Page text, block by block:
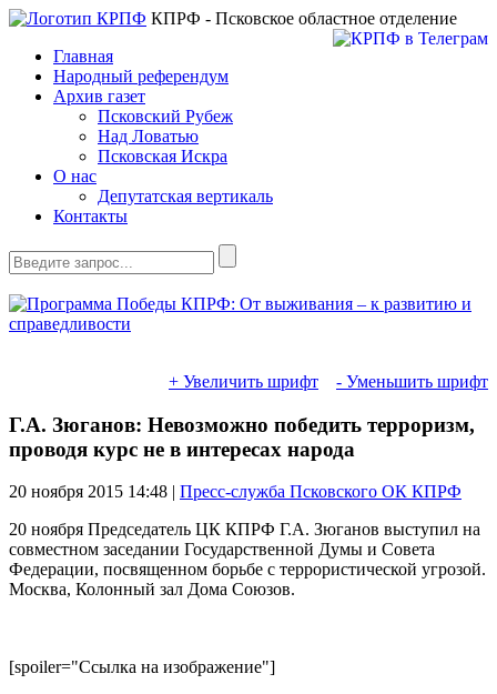
КПРФ - Псковское областное отделение
Главная
Народный референдум
Архив газет
Псковский Рубеж
Над Ловатью
Псковская Искра
О нас
Депутатская вертикаль
Контакты
+ Увеличить шрифт - Уменьшить шрифт
Г.А. Зюганов: Невозможно победить терроризм,
проводя курс не в интересах народа
20 ноября 2015 14:48 | Пресс-служба Псковского ОК КПРФ
20 ноября Председатель ЦК КПРФ Г.А. Зюганов выступил на
совместном заседании Государственной Думы и Совета
Федерации, посвященном борьбе с террористической угрозой.
Москва, Колонный зал Дома Союзов.
[spoiler="Ссылка на изображение"]